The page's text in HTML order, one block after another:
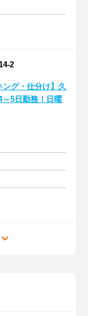
2
ング・仕分け】久
5日勤務！日曜